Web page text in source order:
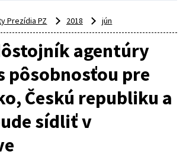
Prezídia PZ 2018 jún
agentúry
pôsobnosťou pre
Českú republiku a
sídliť v